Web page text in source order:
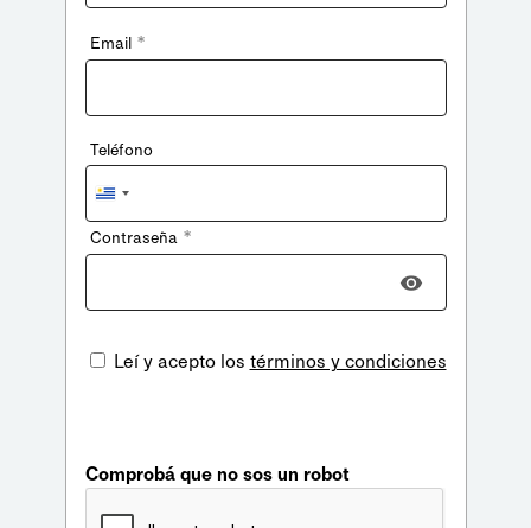
Email *
Teléfono
Uruguay
+598
Contraseña *
Leí y acepto los términos y condiciones
Comprobá que no sos un robot